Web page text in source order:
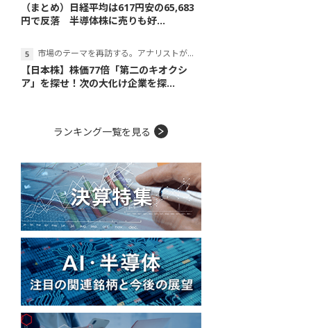
（まとめ）日経平均は617円安の65,683
円で反落 半導体株に売りも好...
市場のテーマを再訪する。アナリストが読み解くテーマの本質
【日本株】株価77倍「第二のキオクシ
ア」を探せ！次の大化け企業を探...
ランキング一覧を見る